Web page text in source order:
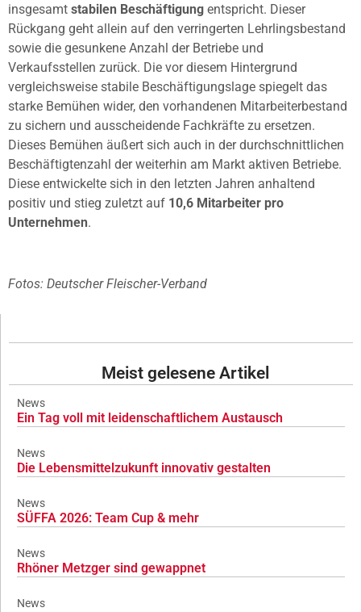
insgesamt stabilen Beschäftigung entspricht. Dieser
Rückgang geht allein auf den verringerten Lehrlingsbestand
sowie die gesunkene Anzahl der Betriebe und
Verkaufsstellen zurück. Die vor diesem Hintergrund
vergleichsweise stabile Beschäftigungslage spiegelt das
starke Bemühen wider, den vorhandenen Mitarbeiterbestand
zu sichern und ausscheidende Fachkräfte zu ersetzen.
Dieses Bemühen äußert sich auch in der durchschnittlichen
Beschäftigtenzahl der weiterhin am Markt aktiven Betriebe.
Diese entwickelte sich in den letzten Jahren anhaltend
positiv und stieg zuletzt auf 10,6 Mitarbeiter pro
Unternehmen.
Fotos: Deutscher Fleischer-Verband
Meist gelesene Artikel
News
Ein Tag voll mit leidenschaftlichem Austausch
News
Die Lebensmittelzukunft innovativ gestalten
News
SÜFFA 2026: Team Cup & mehr
News
Rhöner Metzger sind gewappnet
News